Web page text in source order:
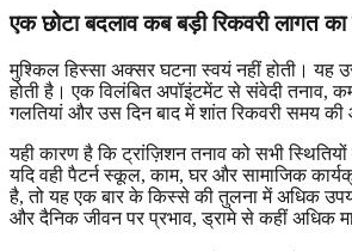
एक छोटा बदलाव कब बड़ी रिकवरी लागत
मुश्किल हिस्सा अक्सर घटना स्वयं नहीं होती। यह
होती है। एक विलंबित अपॉइंटमेंट से संवेदी तनाव,
गलतियां और उस दिन बाद में शांत रिकवरी समय
यही कारण है कि ट्रांज़िशन तनाव को सभी
यदि वही पैटर्न स्कूल, काम, घर और सामाजिक
है, तो यह एक बार के किस्से की तुलना में अधिक
और दैनिक जीवन पर प्रभाव, ड्रामे से कहीं अधिक